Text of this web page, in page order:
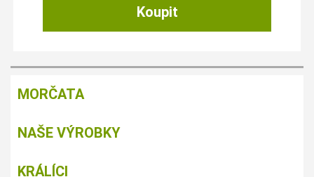
MORČATA
NAŠE VÝROBKY
KRÁLÍCI